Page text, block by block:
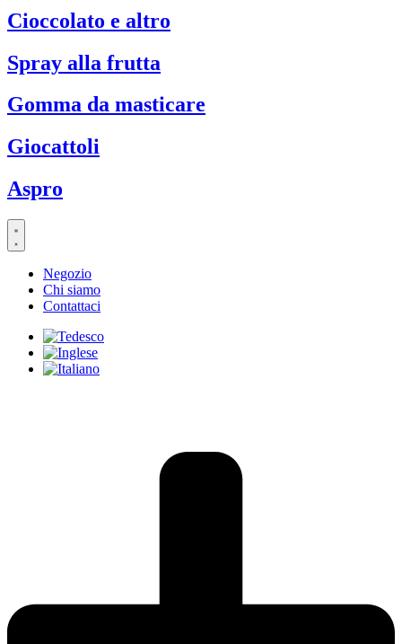
Cioccolato e altro
Spray alla frutta
Gomma da masticare
Giocattoli
Aspro
Negozio
Chi siamo
Contattaci